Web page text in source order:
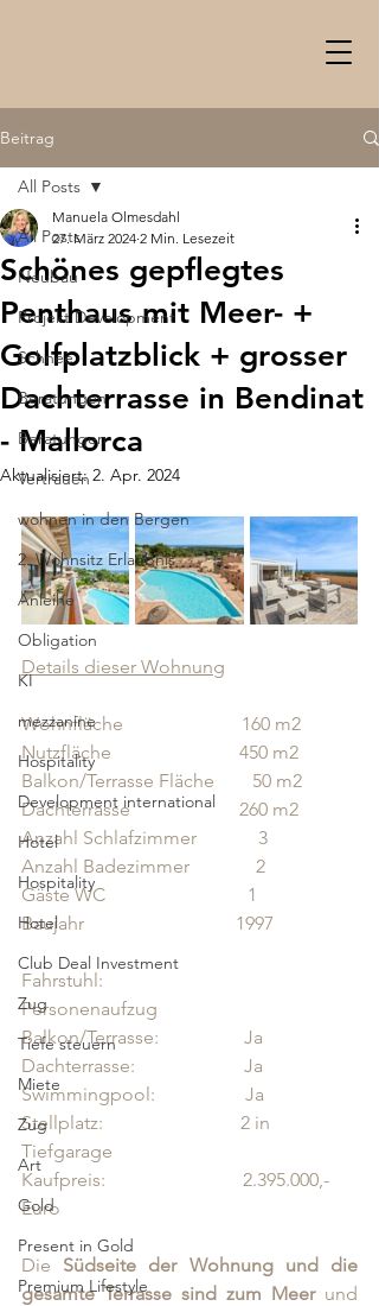
Beitrag
All Posts
Neubau
Projekt Development
Schnee
Beratungen
Beratungen
Vertrauen
wohnen in den Bergen
2. Wohnsitz Erlaubnis
Anleihe
Obligation
KI
mezzanine
Hospitality
Development international
Hotel
Hospitality
Hotel
Club Deal Investment
Zug
Tiefe steuern
Miete
Zug
Art
Gold
Present in Gold
Premium Lifestyle
All Posts
Schönes gepflegtes
Penthaus mit Meer- +
Golfplatzblick + grosser
Dachterrasse in Bendinat
- Mallorca
Manuela Olmesdahl
27. März 2024 2 Min. Lesezeit
Aktualisiert:2. Apr. 2024
Details dieser Wohnung
Dachterrasse                       260 m2
Anzahl Schlafzimmer             3
Anzahl Badezimmer              2
Gäste WC                              1
Baujahr                                1997
Fahrstuhl:
Personenaufzug
Balkon/Terrasse:                  Ja
Dachterrasse:                       Ja
Swimmingpool:                   Ja
Stellplatz:                             2 in
Tiefgarage
Kaufpreis:                             2.395.000,-
Euro
Die Südseite der Wohnung und die
gesamte Terrasse sind zum Meer und